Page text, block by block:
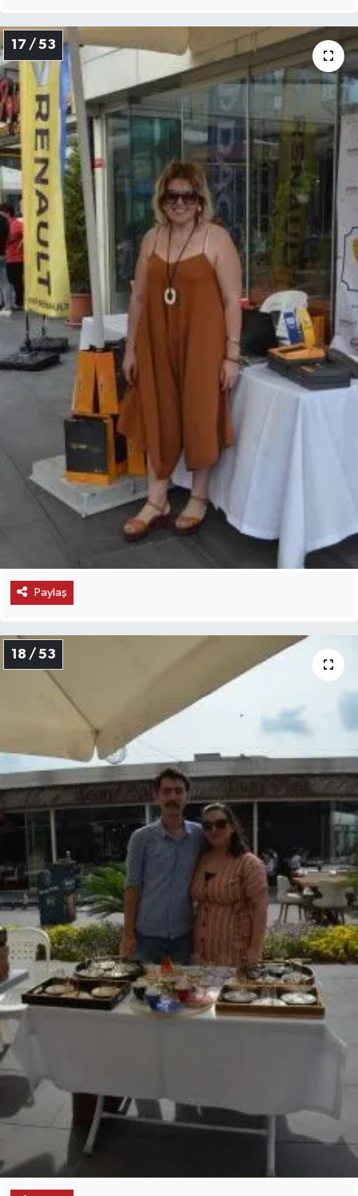
17 / 53
Paylaş
18 / 53